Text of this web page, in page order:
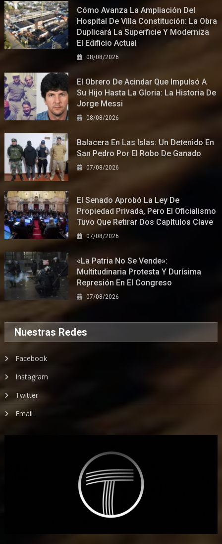
Cómo Avanza La Ampliación Del
Hospital De Villa Constitución: La Obra
Duplicará La Superficie Y Moderniza
El Edificio Actual
08/08/2026
El Obrero De Acindar Que Impulsó A
Su Hijo Hasta La Gloria: La Historia De
Jorge Messi
08/08/2026
Balacera En Las Islas: Un Detenido En
San Pedro Por El Robo De Ganado
07/08/2026
El Senado Aprobó La Ley De
Propiedad Privada, Pero El Oficialismo
Tuvo Que Retirar Dos Capítulos Clave
07/08/2026
«La Patria No Se Vende»:
Multitudinaria Protesta Y Durísima
Represión En El Congreso
07/08/2026
Nuestras Redes
Facebook
Instagram
Twitter
Email